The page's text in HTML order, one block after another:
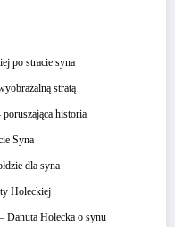
po stracie syna
stratą
historia
Syna
dla syna
Holeckiej
Danuta Holecka o synu